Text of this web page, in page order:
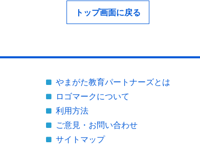
トップ画面に戻る
やまがた教育パートナーズとは
ロゴマークについて
利用方法
ご意見・お問い合わせ
サイトマップ